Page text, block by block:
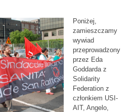
Poniżej,
zamieszczamy
wywiad
przeprowadzony
przez Eda
Goddarda z
Solidarity
Federation z
członkiem USI-
AIT, Angelo,